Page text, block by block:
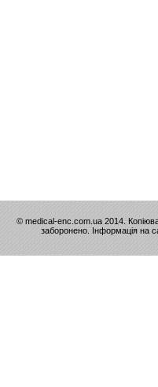
© medical-enc.com.ua 2014.
заборонено. Інформація на